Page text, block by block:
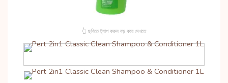
👆 ছবিতে ট্যাপ করুন বড় করে দেখতে